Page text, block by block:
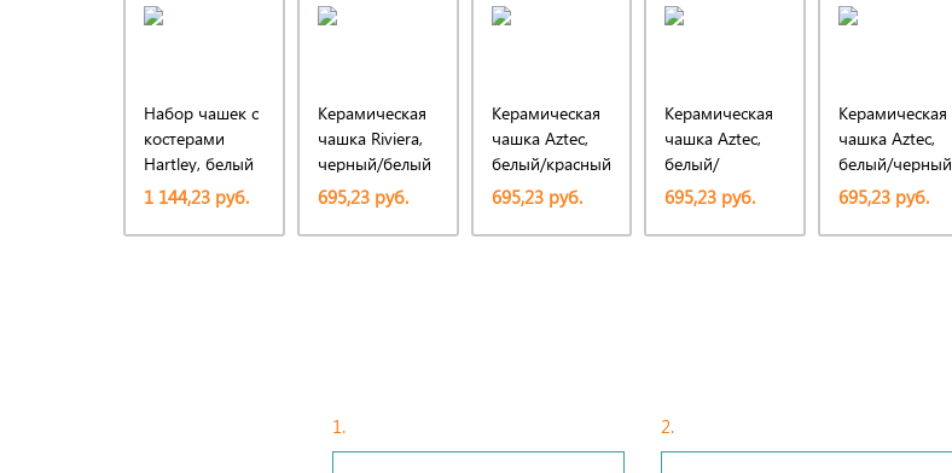
Набор чашек с
костерами
Hartley, белый
1 144,23 руб.
Керамическая
чашка Riviera,
черный/белый
695,23 руб.
Керамическая
чашка Aztec,
белый/красный
695,23 руб.
Керамическая
чашка Aztec,
белый/
оранжевый
695,23 руб.
Керамическая
чашка Aztec,
белый/черный
695,23 руб.
1.Введите ваши данные 2.С Вами свяжется менеджер